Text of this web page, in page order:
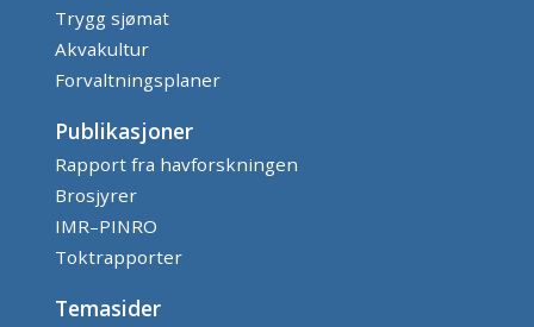
Trygg sjømat
Akvakultur
Forvaltningsplaner
Publikasjoner
Rapport fra havforskningen
Brosjyrer
IMR–PINRO
Toktrapporter
Temasider